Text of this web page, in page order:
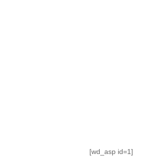
[wd_asp id=1]